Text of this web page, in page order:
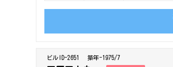
ビルID-2651 築年-1975/7